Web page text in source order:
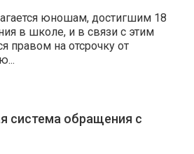
юношам, достигшим 18
в школе, и в связи с этим
правом на отсрочку от
система обращения с